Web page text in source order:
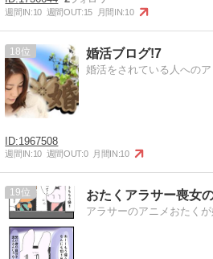
週間IN:10 週間OUT:15 月間IN:10
18 婚活ブログ!7
婚活をされている人への
1967508
週間IN:10 週間OUT:0 月間IN:10
19 おたくアラサー喪女
アラサーのアニメおたく